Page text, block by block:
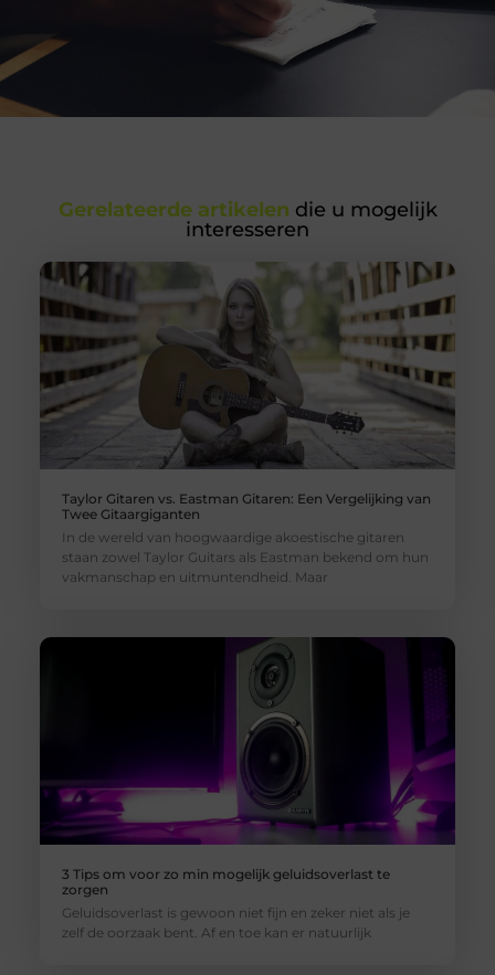
Gerelateerde artikelen die u mogelijk
interesseren
Taylor Gitaren vs. Eastman Gitaren: Een Vergelijking van
Twee Gitaargiganten
In de wereld van hoogwaardige akoestische gitaren
staan zowel Taylor Guitars als Eastman bekend om hun
vakmanschap en uitmuntendheid. Maar
3 Tips om voor zo min mogelijk geluidsoverlast te
zorgen
Geluidsoverlast is gewoon niet fijn en zeker niet als je
zelf de oorzaak bent. Af en toe kan er natuurlijk